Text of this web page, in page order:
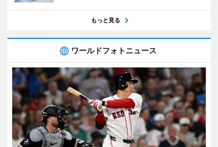
もっと見る
ワールドフォトニュース